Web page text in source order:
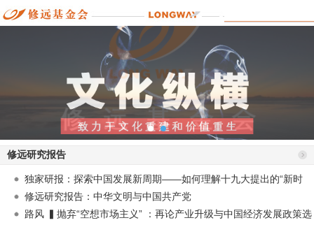
修远研究报告
独家研报：探索中国发展新周期——如何理解十九大提出的“新时
代”？
修远研究报告：中华文明与中国共产党
路风 ▍抛弃“空想市场主义” ：再论产业升级与中国经济发展政策选